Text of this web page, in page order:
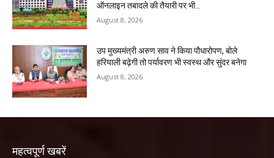
ऑनलाइन तबादले की तैयारी पर भी...
August 8, 2026
उप मुख्यमंत्री अरुण साव ने किया पौधारोपण, बोले
हरियाली बढ़ेगी तो पर्यावरण भी स्वस्थ और सुंदर बनेगा
August 8, 2026
महत्वपूर्ण खबरें